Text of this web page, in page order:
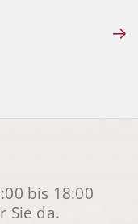
bis 18:00
Sie da.